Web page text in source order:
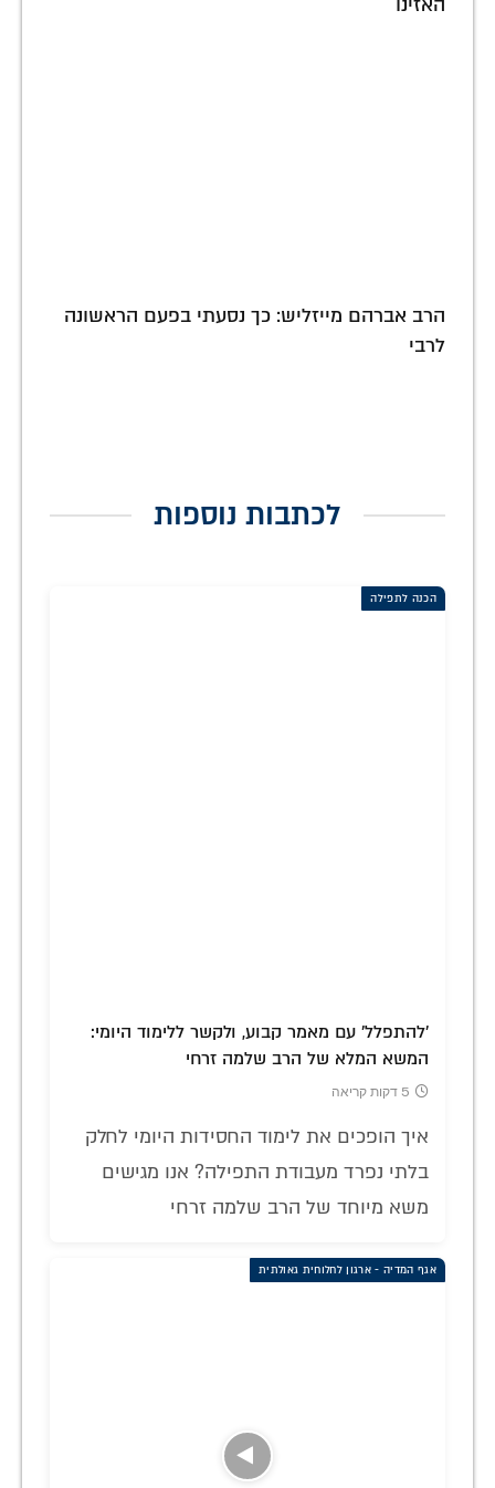
האזינו
הרב אברהם מייזליש: כך נסעתי בפעם הראשונה
לרבי
לכתבות נוספות
הכנה לתפילה
'להתפלל' עם מאמר קבוע, ולקשר ללימוד היומי:
המשא המלא של הרב שלמה זרחי
5 דקות קריאה
איך הופכים את לימוד החסידות היומי לחלק
בלתי נפרד מעבודת התפילה? אנו מגישים
משא מיוחד של הרב שלמה זרחי
אגף המדיה - ארגון לחלוחית גאולתית